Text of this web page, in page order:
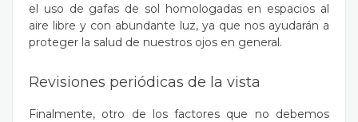
el uso de gafas de sol homologadas en espacios al
aire libre y con abundante luz, ya que nos ayudarán a
proteger la salud de nuestros ojos en general.
Revisiones periódicas de la vista
Finalmente, otro de los factores que no debemos